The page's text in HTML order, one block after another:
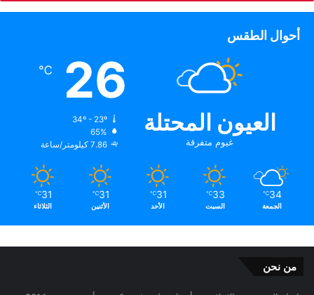
أحوال الطقس
العيون المحتلة
غيوم متفرقة
26
℃
34º - 23º
65%
7.86 كيلومتر/ساعة
34
℃
الجمعة
33
℃
السبت
31
℃
الأحد
31
℃
الأثنين
31
℃
الثلاثاء
من نحن